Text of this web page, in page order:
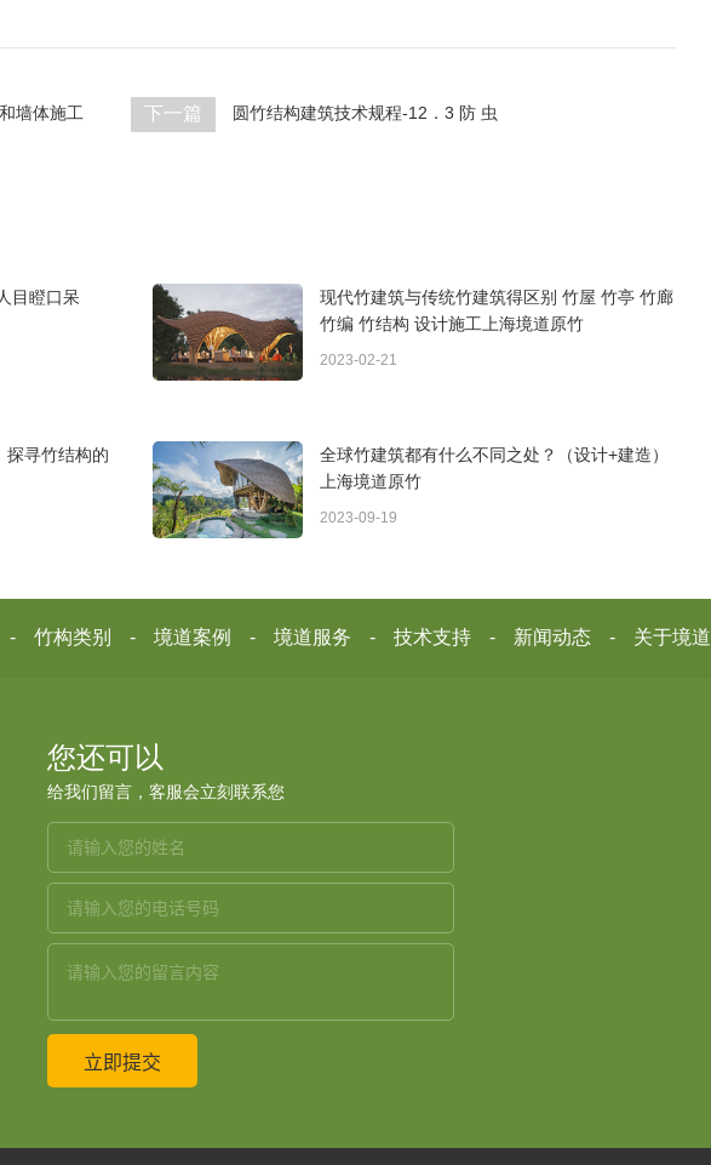
墙体施工 下一篇 圆竹结构建筑技术规程-12．3 防 虫
目瞪口呆
现代竹建筑与传统竹建筑得区别 竹屋 竹亭 竹廊
竹编 竹结构 设计施工上海境道原竹
2023-02-21
探寻竹结构的
全球竹建筑都有什么不同之处？（设计+建造）
上海境道原竹
2023-09-19
竹构类别 境道案例 境道服务 技术支持 新闻动态 关于境道
您还可以
给我们留言，客服会立刻联系您